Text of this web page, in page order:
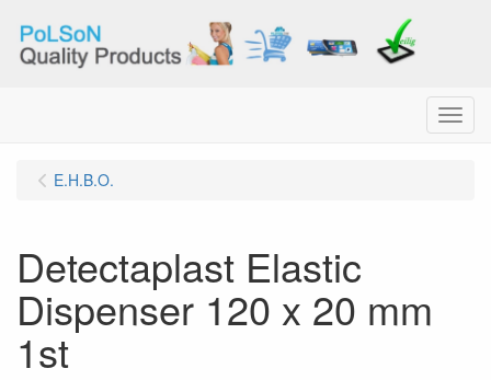
Menu
E.H.B.O.
Detectaplast Elastic
Dispenser 120 x 20 mm
1st